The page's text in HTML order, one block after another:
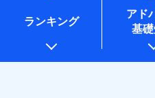
コンサルティングサービスの
アンケートやキャンペーン等
上記に係る案内・手続き・管
* 当社が委託を受けている保
ームページに掲載しておりま
ランキング
アド
基